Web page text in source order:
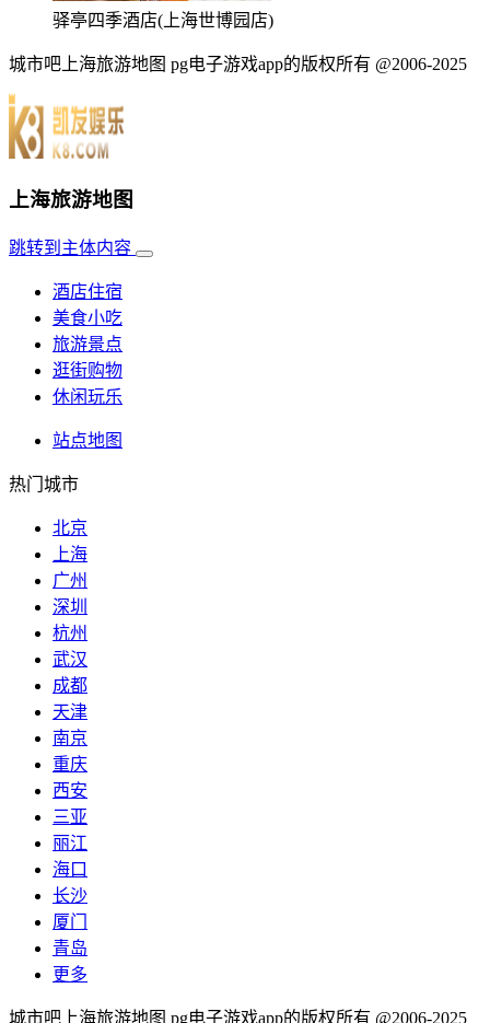
驿亭四季酒店(上海世博园店)
城市吧上海旅游地图 pg电子游戏app的版权所有 @2006-2025
上海旅游地图
跳转到主体内容
酒店住宿
美食小吃
旅游景点
逛街购物
休闲玩乐
站点地图
热门城市
北京
上海
广州
深圳
杭州
武汉
成都
天津
南京
重庆
西安
三亚
丽江
海口
长沙
厦门
青岛
更多
城市吧上海旅游地图 pg电子游戏app的版权所有 @2006-2025